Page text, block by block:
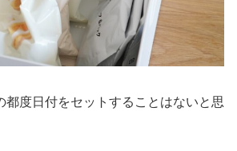
都度日付をセットすることはないと思